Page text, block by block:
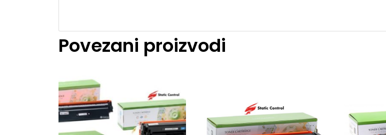
Povezani proizvodi